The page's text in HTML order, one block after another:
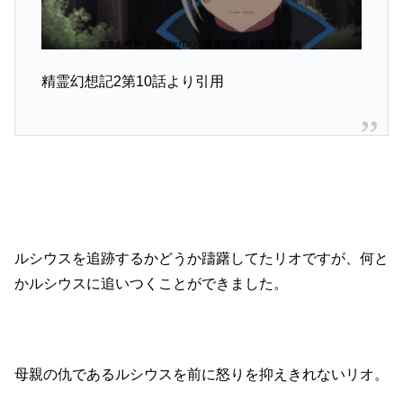
精霊幻想記2第10話より引用
ルシウスを追跡するかどうか躊躇してたリオですが、何と
かルシウスに追いつくことができました。
母親の仇であるルシウスを前に怒りを抑えきれないリオ。